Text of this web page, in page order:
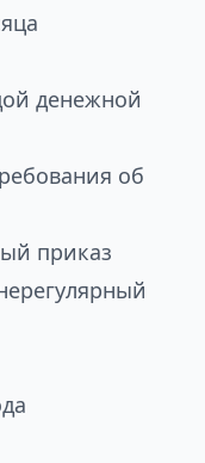
денежной
об
приказ